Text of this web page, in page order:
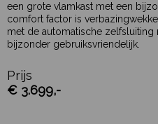
een grote vlamkast met een
comfort factor is
met de automatische zelfsluiting
bijzonder gebruiksvriendelijk.
Prijs
€ 3.699,-